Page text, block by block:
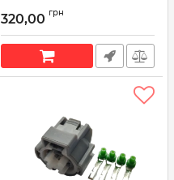
0126 Toyota 90980-10942
Артикул: 90980-10942
320,00 грн